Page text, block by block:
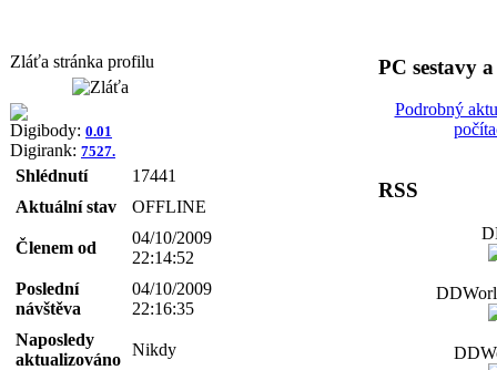
Zláťa stránka profilu
Digibody: 0.01
Digirank: 7527.
Shlédnutí
17441
Aktuální stav
OFFLINE
Členem od
04/10/2009
22:14:52
Poslední
návštěva
04/10/2009
22:16:35
Naposledy
aktualizováno
Nikdy
PC sestavy
Podrobný
RSS